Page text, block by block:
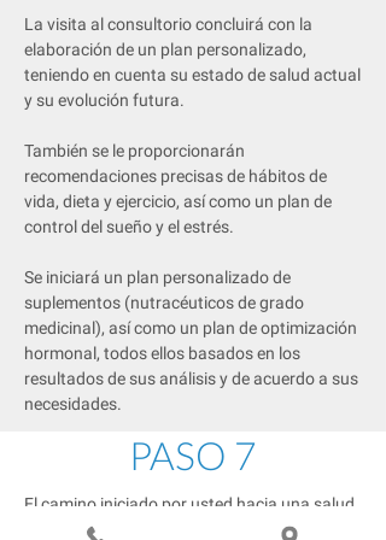
La visita al consultorio concluirá con la
elaboración de un plan personalizado,
teniendo en cuenta su estado de salud actual
y su evolución futura.
También se le proporcionarán
recomendaciones precisas de hábitos de
vida, dieta y ejercicio, así como un plan de
control del sueño y el estrés.
Se iniciará un plan personalizado de
suplementos (nutracéuticos de grado
medicinal), así como un plan de optimización
hormonal, todos ellos basados en los
resultados de sus análisis y de acuerdo a sus
necesidades.
PASO 7
El camino iniciado por usted hacia una salud
óptima, incluirá visitas de seguimiento y